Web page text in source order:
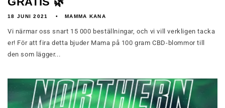
18 JUNI 2021 MAMMA KANA
Vi närmar oss snart 15 000 beställningar, och vi vill verkligen tacka
er! För att fira detta bjuder Mama på 100 gram CBD-blommor till
den som lägger...